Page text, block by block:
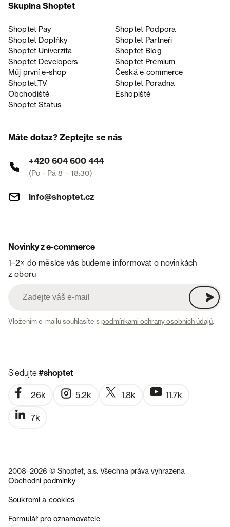
Skupina Shoptet
Shoptet Pay
Shoptet Podpora
Shoptet Doplňky
Shoptet Partneři
Shoptet Univerzita
Shoptet Blog
Shoptet Developers
Shoptet Premium
Můj první e-shop
Česká e‑commerce
Shoptet.TV
Shoptet Poradna
Obchodiště
Eshopiště
Shoptet Status
Máte dotaz? Zeptejte se nás
+420 604 600 444
(Po - Pá 8 – 18:30)
info@shoptet.cz
Novinky z e-commerce
1–2× do měsíce vás budeme informovat o novinkách
z oboru
Vložením e-mailu souhlasíte spodmínkami ochrany osobních údajů.
Sledujte#shoptet
26k 5.2k 1.8k 11.7k
7k
2008–2026 © Shoptet, a.s. Všechna práva vyhrazena
Obchodní podmínky
Soukromí a cookies
Formulář pro oznamovatele